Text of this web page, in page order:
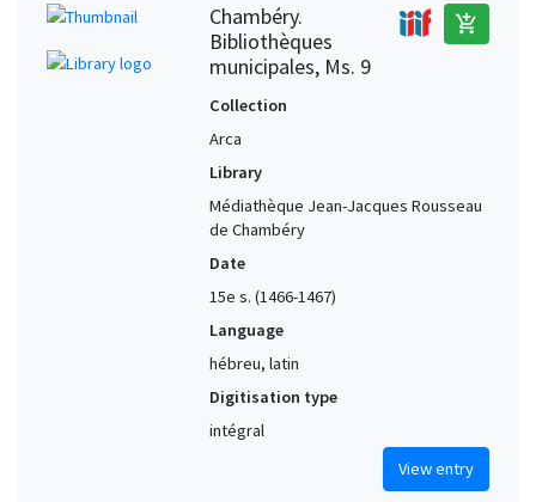
Chambéry.
Bibliothèques
municipales, Ms. 9
add_shopping_cart
Collection
Arca
Library
Médiathèque Jean-Jacques Rousseau
de Chambéry
Date
15e s. (1466-1467)
Language
hébreu, latin
Digitisation type
intégral
View entry